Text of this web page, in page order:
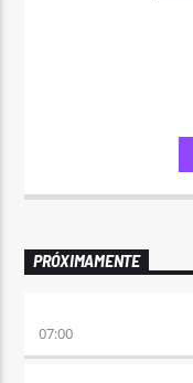
PRÓXIMAMENTE
07:00